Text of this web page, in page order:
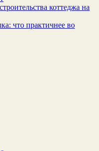
коттеджа на
что практичнее во